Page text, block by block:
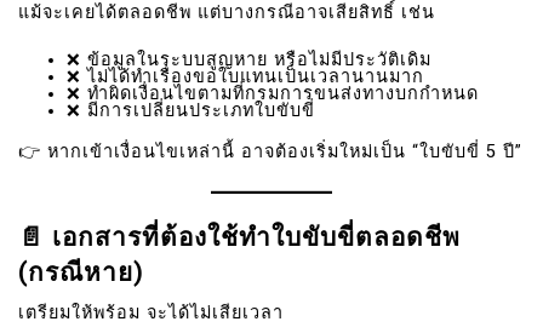
แม้จะเคยได้ตลอดชีพ แต่บางกรณีอาจเสียสิทธิ์ เช่น
❌ ข้อมูลในระบบสูญหาย หรือไม่มีประวัติเดิม
❌ ไม่ได้ทำเรื่องขอใบแทนเป็นเวลานานมาก
❌ ทำผิดเงื่อนไขตามที่กรมการขนส่งทางบกกำหนด
❌ มีการเปลี่ยนประเภทใบขับขี่
👉 หากเข้าเงื่อนไขเหล่านี้ อาจต้องเริ่มใหม่เป็น “ใบขับขี่ 5 ปี”
📄 เอกสารที่ต้องใช้ทำใบขับขี่ตลอดชีพ
(กรณีหาย)
เตรียมให้พร้อม จะได้ไม่เสียเวลา